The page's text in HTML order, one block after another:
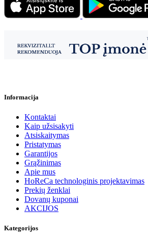
Informacija
Kontaktai
Kaip užsisakyti
Atsiskaitymas
Pristatymas
Garantijos
Grąžinimas
Apie mus
HoReCa technologinis projektavimas
Prekių ženklai
Dovanų kuponai
AKCIJOS
Kategorijos